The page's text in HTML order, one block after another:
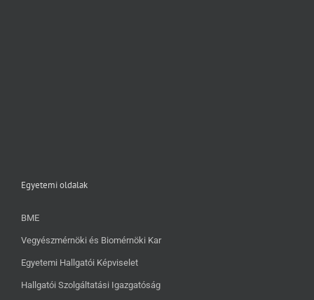
Egyetemi oldalak
BME
Vegyészmérnöki és Biomérnöki Kar
Egyetemi Hallgatói Képviselet
Hallgatói Szolgáltatási Igazgatóság